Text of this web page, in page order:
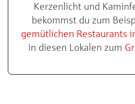
Kerzenlicht und
bekommst du zum
gemütlichen Restaurants
in diesen Lokalen zum